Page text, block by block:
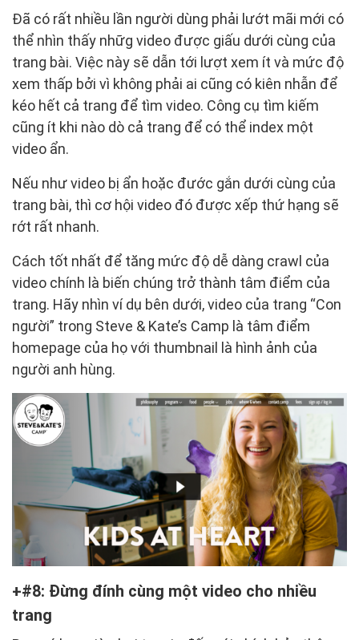
Đã có rất nhiều lần người dùng phải lướt mãi mới có
thể nhìn thấy nhữg video được giấu dưới cùng của
trang bài. Việc này sẽ dẫn tới lượt xem ít và mức độ
xem thấp bởi vì không phải ai cũng có kiên nhẫn để
kéo hết cả trang để tìm video. Công cụ tìm kiếm
cũng ít khi nào dò cả trang để có thể index một
video ẩn.
Nếu như video bị ẩn hoặc đước gắn dưới cùng của
trang bài, thì cơ hội video đó được xếp thứ hạng sẽ
rớt rất nhanh.
Cách tốt nhất để tăng mức độ dễ dàng crawl của
video chính là biến chúng trở thành tâm điểm của
trang. Hãy nhìn ví dụ bên dưới, video của trang “Con
người” trong Steve & Kate’s Camp là tâm điểm
homepage của họ với thumbnail là hình ảnh của
người anh hùng.
#8: Đừng đính cùng một video cho nhiều
trang